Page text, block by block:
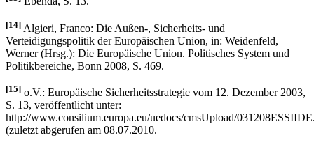
[14] Algieri, Franco: Die Außen-, Sicherheits- und
Verteidigungspolitik der Europäischen Union, in: Weidenfeld,
Werner (Hrsg.): Die Europäische Union. Politisches System und
Politikbereiche, Bonn 2008, S. 469.
[15] o.V.: Europäische Sicherheitsstrategie vom 12. Dezember 2003,
S. 13, veröffentlicht unter:
http://www.consilium.europa.eu/uedocs/cmsUpload/
(zuletzt abgerufen am 08.07.2010.